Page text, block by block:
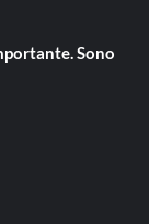
Sono